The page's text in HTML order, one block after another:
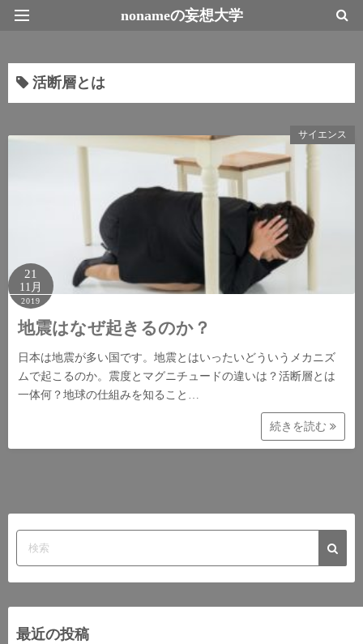
nonameの妄想大学
活断層とは
サイエンス
21
11月
2019
地震はなぜ起きるのか？
日本は地震が多い国です。地震とはいったいどういうメカニズ
ムで起こるのか。震度とマグニチュードの違いは？活断層とは
一体何？地球の仕組みを知ること…
続きを読む
最近の投稿